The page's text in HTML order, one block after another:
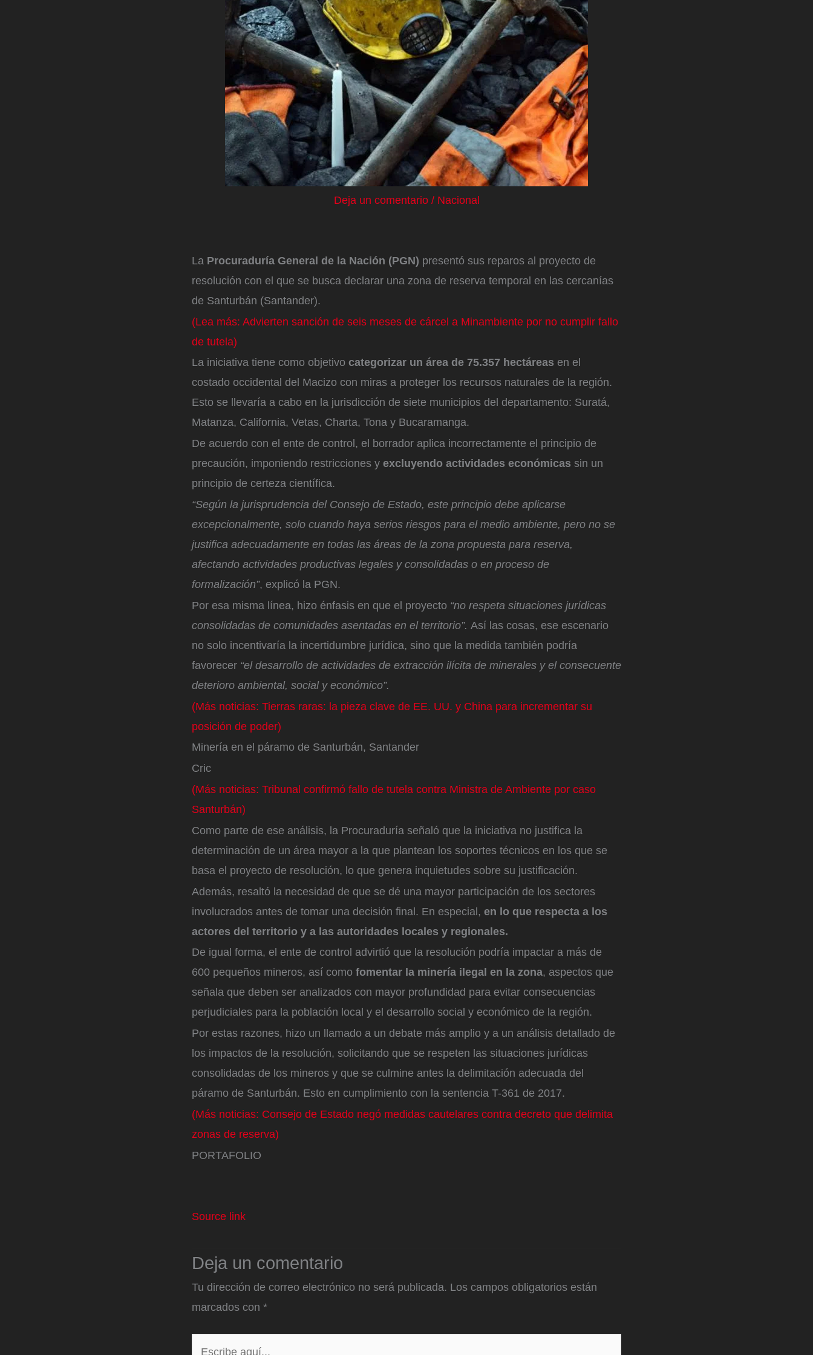
Deja un comentario / Nacional
La Procuraduría General de la Nación (PGN) presentó sus reparos al proyecto de
resolución con el que se busca declarar una zona de reserva temporal en las cercanías
de Santurbán (Santander).
(Lea más: Advierten sanción de seis meses de cárcel a Minambiente por no cumplir fallo
de tutela)
La iniciativa tiene como objetivo categorizar un área de 75.357 hectáreas en el
costado occidental del Macizo con miras a proteger los recursos naturales de la región.
Esto se llevaría a cabo en la jurisdicción de siete municipios del departamento: Suratá,
Matanza, California, Vetas, Charta, Tona y Bucaramanga.
De acuerdo con el ente de control, el borrador aplica incorrectamente el principio de
precaución, imponiendo restricciones y excluyendo actividades económicas sin un
principio de certeza científica.
“Según la jurisprudencia del Consejo de Estado, este principio debe aplicarse
excepcionalmente, solo cuando haya serios riesgos para el medio ambiente, pero no se
justifica adecuadamente en todas las áreas de la zona propuesta para reserva,
afectando actividades productivas legales y consolidadas o en proceso de
formalización”, explicó la PGN.
Por esa misma línea, hizo énfasis en que el proyecto “no respeta situaciones jurídicas
consolidadas de comunidades asentadas en el territorio”. Así las cosas, ese escenario
no solo incentivaría la incertidumbre jurídica, sino que la medida también podría
favorecer “el desarrollo de actividades de extracción ilícita de minerales y el consecuente
deterioro ambiental, social y económico”.
(Más noticias: Tierras raras: la pieza clave de EE. UU. y China para incrementar su
posición de poder)
Minería en el páramo de Santurbán, Santander
Cric
(Más noticias: Tribunal confirmó fallo de tutela contra Ministra de Ambiente por caso
Santurbán)
Como parte de ese análisis, la Procuraduría señaló que la iniciativa no justifica la
determinación de un área mayor a la que plantean los soportes técnicos en los que se
basa el proyecto de resolución, lo que genera inquietudes sobre su justificación.
Además, resaltó la necesidad de que se dé una mayor participación de los sectores
involucrados antes de tomar una decisión final. En especial, en lo que respecta a los
actores del territorio y a las autoridades locales y regionales.
De igual forma, el ente de control advirtió que la resolución podría impactar a más de
600 pequeños mineros, así como fomentar la minería ilegal en la zona, aspectos que
señala que deben ser analizados con mayor profundidad para evitar consecuencias
perjudiciales para la población local y el desarrollo social y económico de la región.
Por estas razones, hizo un llamado a un debate más amplio y a un análisis detallado de
los impactos de la resolución, solicitando que se respeten las situaciones jurídicas
consolidadas de los mineros y que se culmine antes la delimitación adecuada del
páramo de Santurbán. Esto en cumplimiento con la sentencia T-361 de 2017.
(Más noticias: Consejo de Estado negó medidas cautelares contra decreto que delimita
zonas de reserva)
PORTAFOLIO
Source link
Deja un comentario
Tu dirección de correo electrónico no será publicada. Los campos obligatorios están
marcados con *